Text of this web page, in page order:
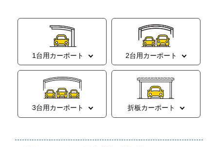
1台用カーポート 2台用カーポート
3台用カーポート 折板カーポート